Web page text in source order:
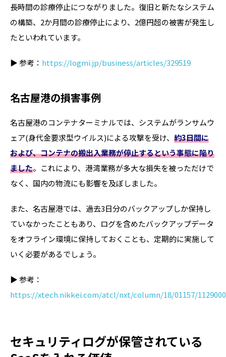
長時間の診療停止につながりました。復旧と新たなシステム
の構築、2か月間の診療停止により、2億円超の被害が発生し
たといわれています。
▶ 参考： https://logmi.jp/business/articles/329519
名古屋港の損害事例
名古屋港のコンテナターミナルでは、システムがランサムウ
ェア(身代金要求型ウイルス)による攻撃を受け、 約3日間に
および、コンテナの搬出入業務が停止するという事態に陥り
ました。これにより、港湾業務が多大な損失を被っただけで
なく、国内の物流にも影響を及ぼしました。
また、名古屋港では、過去3日分のバックアップしか保持し
ていなかったこともあり、ログを含めたバックアップデータ
をオフライン環境に保持しておくことも、定期的に実施して
いく必要があるでしょう。
▶ 参考：
https://xtech.nikkei.com/atcl/nxt/column/18/01157/
セキュリティログが保管されている